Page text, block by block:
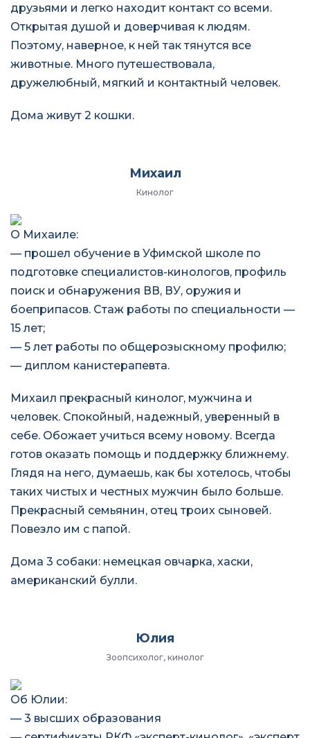
друзьями и легко находит контакт со всеми.
Открытая душой и доверчивая к людям.
Поэтому, наверное, к ней так тянутся все
животные. Много путешествовала,
дружелюбный, мягкий и контактный человек.
Дома живут 2 кошки.
Михаил
Кинолог
О Михаиле:
— прошел обучение в Уфимской школе по
подготовке специалистов-кинологов, профиль
поиск и обнаружения ВВ, ВУ, оружия и
боеприпасов. Стаж работы по специальности —
15 лет;
— 5 лет работы по общерозыскному профилю;
— диплом канистерапевта.
Михаил прекрасный кинолог, мужчина и
человек. Спокойный, надежный, уверенный в
себе. Обожает учиться всему новому. Всегда
готов оказать помощь и поддержку ближнему.
Глядя на него, думаешь, как бы хотелось, чтобы
таких чистых и честных мужчин было больше.
Прекрасный семьянин, отец троих сыновей.
Повезло им с папой.
Дома 3 собаки: немецкая овчарка, хаски,
американский булли.
Юлия
Зоопсихолог, кинолог
Об Юлии:
— 3 высших образования